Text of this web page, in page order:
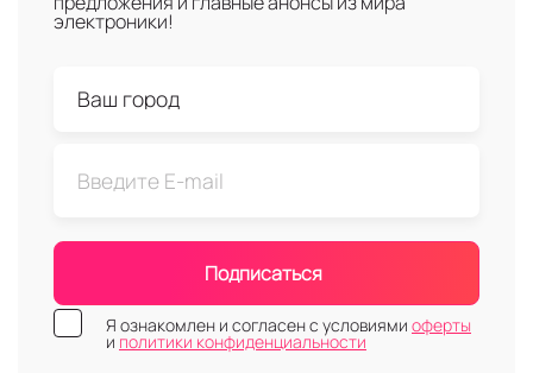
электроники!
Подписаться
Я ознакомлен и согласен с условиями оферты
и политики конфиденциальности